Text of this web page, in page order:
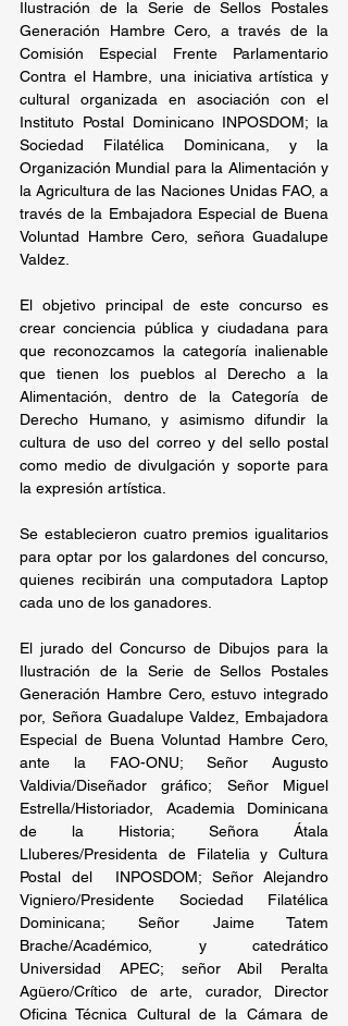
Ilustración de la Serie de Sellos Postales
Generación Hambre Cero, a través de la
Comisión Especial Frente Parlamentario
Contra el Hambre, una iniciativa artística y
cultural organizada en asociación con el
Instituto Postal Dominicano INPOSDOM; la
Sociedad Filatélica Dominicana, y la
Organización Mundial para la Alimentación y
la Agricultura de las Naciones Unidas FAO, a
través de la Embajadora Especial de Buena
Voluntad Hambre Cero, señora Guadalupe
Valdez.
El objetivo principal de este concurso es
crear conciencia pública y ciudadana para
que reconozcamos la categoría inalienable
que tienen los pueblos al Derecho a la
Alimentación, dentro de la Categoría de
Derecho Humano, y asimismo difundir la
cultura de uso del correo y del sello postal
como medio de divulgación y soporte para
la expresión artística.
Se establecieron cuatro premios igualitarios
para optar por los galardones del concurso,
quienes recibirán una computadora Laptop
cada uno de los ganadores.
El jurado del Concurso de Dibujos para la
Ilustración de la Serie de Sellos Postales
Generación Hambre Cero, estuvo integrado
por, Señora Guadalupe Valdez, Embajadora
Especial de Buena Voluntad Hambre Cero,
ante la FAO-ONU; Señor Augusto
Valdivia/Diseñador gráfico; Señor Miguel
Estrella/Historiador, Academia Dominicana
de la Historia; Señora Átala
Lluberes/Presidenta de Filatelia y Cultura
Postal del  INPOSDOM; Señor Alejandro
Vigniero/Presidente Sociedad Filatélica
Dominicana; Señor Jaime Tatem
Brache/Académico, y catedrático
Universidad APEC; señor Abil Peralta
Agüero/Crítico de arte, curador, Director
Oficina Técnica Cultural de la Cámara de